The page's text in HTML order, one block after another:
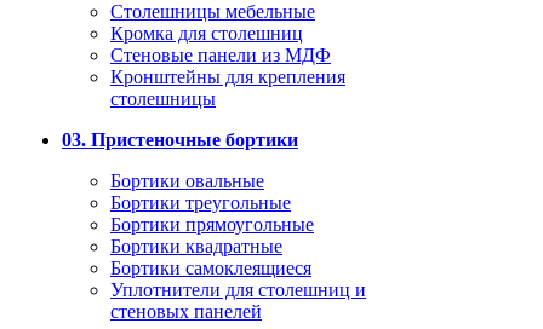
Столешницы мебельные
Кромка для столешниц
Стеновые панели из МДФ
Кронштейны для крепления
столешницы
03. Пристеночные бортики
Бортики овальные
Бортики треугольные
Бортики прямоугольные
Бортики квадратные
Бортики самоклеящиеся
Уплотнители для столешниц и
стеновых панелей